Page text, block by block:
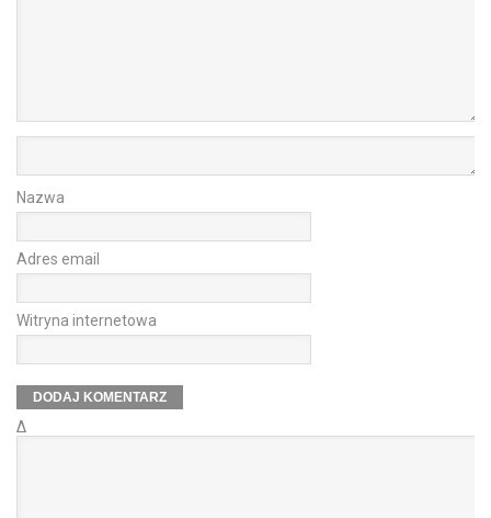
Nazwa
Adres email
Witryna internetowa
Δ